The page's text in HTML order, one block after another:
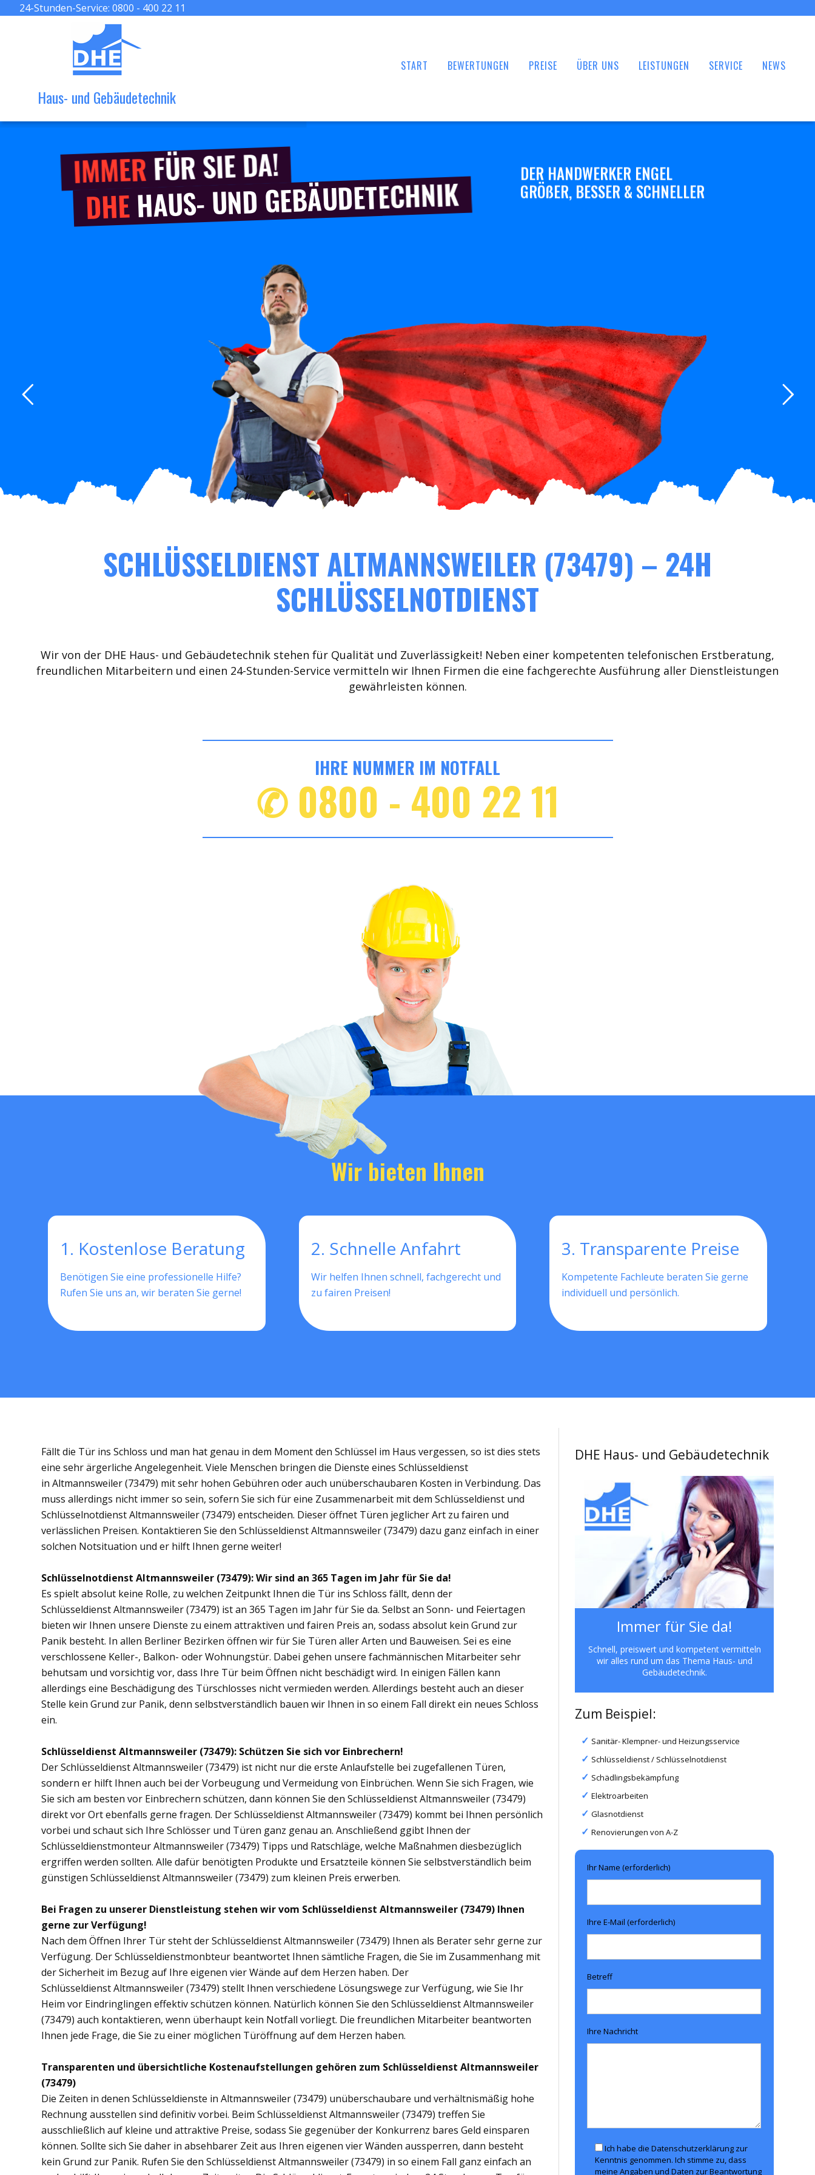
24-Stunden-Service: 0800 - 400 22 11
Haus- und Gebäudetechnik
START BEWERTUNGEN PREISE ÜBER UNS LEISTUNGEN SERVICE NEWS
IMMERFÜR SIE DA!
DHEHAUS- UND GEBÄUDETECHNIK
DER HANDWERKER ENGEL
GRÖßER, BESSER & SCHNELLER
SCHLÜSSELDIENST ALTMANNSWEILER (73479) – 24H
SCHLÜSSELNOTDIENST
Wir von der DHE Haus- und Gebäudetechnik stehen für Qualität und Zuverlässigkeit! Neben einer kompetenten telefonischen Erstberatung,
freundlichen Mitarbeitern und einen 24-Stunden-Service vermitteln wir Ihnen Firmen die eine fachgerechte Ausführung aller Dienstleistungen
gewährleisten können.
IHRE NUMMER IM NOTFALL
✆ 0800 - 400 22 11
Wir bieten Ihnen
1. Kostenlose Beratung
Benötigen Sie eine professionelle Hilfe?
Rufen Sie uns an, wir beraten Sie gerne!
2. Schnelle Anfahrt
Wir helfen Ihnen schnell, fachgerecht und
zu fairen Preisen!
3. Transparente Preise
Kompetente Fachleute beraten Sie gerne
individuell und persönlich.
DHE Haus- und Gebäudetechnik
Immer für Sie da!
Schnell, preiswert und kompetent vermitteln
wir alles rund um das Thema Haus- und
Gebäudetechnik.
Zum Beispiel:
Sanitär- Klempner- und Heizungsservice
Schlüsseldienst / Schlüsselnotdienst
Schädlingsbekämpfung
Elektroarbeiten
Glasnotdienst
Renovierungen von A-Z
Ihr Name (erforderlich)
Ihre E-Mail (erforderlich)
Betreff
Ihre Nachricht
Ich habe die Datenschutzerklärung zur
Kenntnis genommen. Ich stimme zu, dass
meine Angaben und Daten zur Beantwortung
Fällt die Tür ins Schloss und man hat genau in dem Moment den Schlüssel im Haus vergessen, so ist dies stets
eine sehr ärgerliche Angelegenheit. Viele Menschen bringen die Dienste eines Schlüsseldienst
in Altmannsweiler (73479) mit sehr hohen Gebühren oder auch unüberschaubaren Kosten in Verbindung. Das
muss allerdings nicht immer so sein, sofern Sie sich für eine Zusammenarbeit mit dem Schlüsseldienst und
Schlüsselnotdienst Altmannsweiler (73479) entscheiden. Dieser öffnet Türen jeglicher Art zu fairen und
verlässlichen Preisen. Kontaktieren Sie den Schlüsseldienst Altmannsweiler (73479) dazu ganz einfach in einer
solchen Notsituation und er hilft Ihnen gerne weiter!
Schlüsselnotdienst Altmannsweiler (73479): Wir sind an 365 Tagen im Jahr für Sie da!
Es spielt absolut keine Rolle, zu welchen Zeitpunkt Ihnen die Tür ins Schloss fällt, denn der
Schlüsseldienst Altmannsweiler (73479) ist an 365 Tagen im Jahr für Sie da. Selbst an Sonn- und Feiertagen
bieten wir Ihnen unsere Dienste zu einem attraktiven und fairen Preis an, sodass absolut kein Grund zur
Panik besteht. In allen Berliner Bezirken öffnen wir für Sie Türen aller Arten und Bauweisen. Sei es eine
verschlossene Keller-, Balkon- oder Wohnungstür. Dabei gehen unsere fachmännischen Mitarbeiter sehr
behutsam und vorsichtig vor, dass Ihre Tür beim Öffnen nicht beschädigt wird. In einigen Fällen kann
allerdings eine Beschädigung des Türschlosses nicht vermieden werden. Allerdings besteht auch an dieser
Stelle kein Grund zur Panik, denn selbstverständlich bauen wir Ihnen in so einem Fall direkt ein neues Schloss
ein.
Schlüsseldienst Altmannsweiler (73479): Schützen Sie sich vor Einbrechern!
Der Schlüsseldienst Altmannsweiler (73479) ist nicht nur die erste Anlaufstelle bei zugefallenen Türen,
sondern er hilft Ihnen auch bei der Vorbeugung und Vermeidung von Einbrüchen. Wenn Sie sich Fragen, wie
Sie sich am besten vor Einbrechern schützen, dann können Sie den Schlüsseldienst Altmannsweiler (73479)
direkt vor Ort ebenfalls gerne fragen. Der Schlüsseldienst Altmannsweiler (73479) kommt bei Ihnen persönlich
vorbei und schaut sich Ihre Schlösser und Türen ganz genau an. Anschließend ggibt Ihnen der
Schlüsseldienstmonteur Altmannsweiler (73479) Tipps und Ratschläge, welche Maßnahmen diesbezüglich
ergriffen werden sollten. Alle dafür benötigten Produkte und Ersatzteile können Sie selbstverständlich beim
günstigen Schlüsseldienst Altmannsweiler (73479) zum kleinen Preis erwerben.
Bei Fragen zu unserer Dienstleistung stehen wir vom Schlüsseldienst Altmannsweiler (73479) Ihnen
gerne zur Verfügung!
Nach dem Öffnen Ihrer Tür steht der Schlüsseldienst Altmannsweiler (73479) Ihnen als Berater sehr gerne zur
Verfügung. Der Schlüsseldienstmonbteur beantwortet Ihnen sämtliche Fragen, die Sie im Zusammenhang mit
der Sicherheit im Bezug auf Ihre eigenen vier Wände auf dem Herzen haben. Der
Schlüsseldienst Altmannsweiler (73479) stellt Ihnen verschiedene Lösungswege zur Verfügung, wie Sie Ihr
Heim vor Eindringlingen effektiv schützen können. Natürlich können Sie den Schlüsseldienst Altmannsweiler
(73479) auch kontaktieren, wenn überhaupt kein Notfall vorliegt. Die freundlichen Mitarbeiter beantworten
Ihnen jede Frage, die Sie zu einer möglichen Türöffnung auf dem Herzen haben.
Transparenten und übersichtliche Kostenaufstellungen gehören zum Schlüsseldienst Altmannsweiler
(73479)
Die Zeiten in denen Schlüsseldienste in Altmannsweiler (73479) unüberschaubare und verhältnismäßig hohe
Rechnung ausstellen sind definitiv vorbei. Beim Schlüsseldienst Altmannsweiler (73479) treffen Sie
ausschließlich auf kleine und attraktive Preise, sodass Sie gegenüber der Konkurrenz bares Geld einsparen
können. Sollte sich Sie daher in absehbarer Zeit aus Ihren eigenen vier Wänden aussperren, dann besteht
kein Grund zur Panik. Rufen Sie den Schlüsseldienst Altmannsweiler (73479) in so einem Fall ganz einfach an